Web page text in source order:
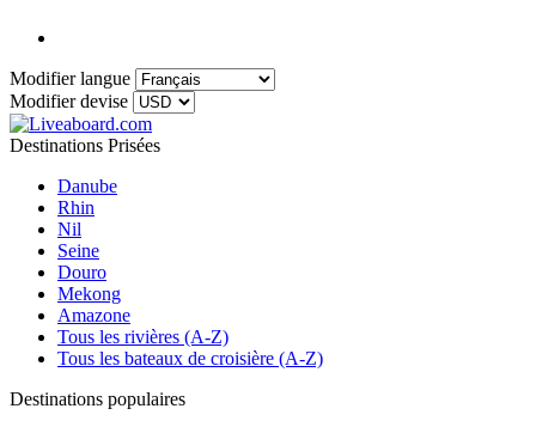
Modifier langue
Modifier devise
Destinations Prisées
Danube
Rhin
Nil
Seine
Douro
Mekong
Amazone
Tous les rivières (A-Z)
Tous les bateaux de croisière (A-Z)
Destinations populaires